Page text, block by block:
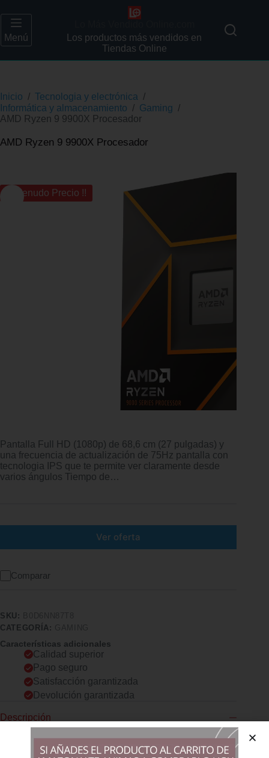
Menú
Los productos más vendidos en
Tiendas Online
Inicio / Tecnologia y electrónica /
Informática y almacenamiento / Gaming /
AMD Ryzen 9 9900X Procesador
AMD Ryzen 9 9900X Procesador
¡¡ Menudo Precio !!
Pantalla Full HD (1080p) de 68,6 cm (27 pulgadas) y
una frecuencia de actualización de 75Hz pantalla con
tecnologia IPS que te permite ver claramente desde
varios ángulos Tiempo de…
Ver oferta
Comparar
SKU:
CATEGORÍA:
Características adicionales
Calidad superior
Pago seguro
Satisfacción garantizada
Devolución garantizada
Descripción
Comprar los productos más vendidos en tiendas online